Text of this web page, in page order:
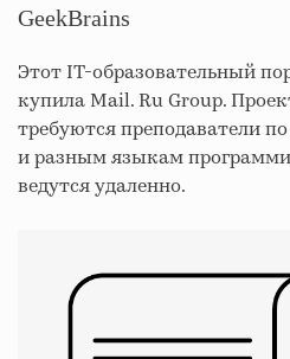
GeekBrains
Этот IT-образовательный
купила Mail. Ru Group.
требуются преподаватели
и разным языкам
ведутся удаленно.